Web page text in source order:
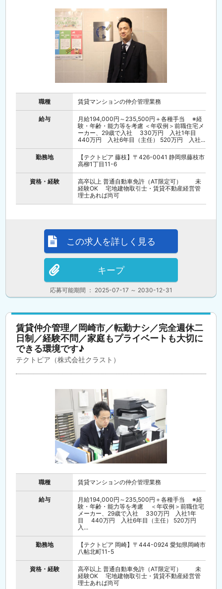
職種 賃貸マンションの仲介管理業務
給与
月給194,000円～235,500円＋各種手当 ※経
験・年齢・能力等を考慮 ＜年収例＞前職住宅メ
ーカー、29歳で入社 330万円 入社1年目
440万円 入社6年目（主任） 520万円 入社...
勤務地
【テクトピア 藤枝】〒426-0041 静岡県藤枝市
高柳1丁目11-6
資格・経験
高卒以上 普通自動車免許（AT限定可） 未
経験OK 宅地建物取引士・賃貸不動産経営管
理士あれば尚可
応募可能期間 ： 2025-07-17 ～ 2030-12-31
この求人を詳しく見る
キープ
賃貸仲介管理／岡崎市／転勤ナシ／完全週休二
日制／経験不問／家庭もプライベートも大切に
できる環境です♪
テクトピア（株式会社クラスト）
職種 賃貸マンションの仲介管理業務
給与
月給194,000円～235,500円＋各種手当 ※経
験・年齢・能力等を考慮 ＜年収例＞前職住宅
メーカー、29歳で入社 330万円 入社1年
目 440万円 入社6年目（主任） 520万円
入...
勤務地
【テクトピア 岡崎】〒444-0924 愛知県岡崎市
八帖北町11-5
資格・経験
高卒以上 普通自動車免許（AT限定可） 未
経験OK 宅地建物取引士・賃貸不動産経営管
理士あれば尚可